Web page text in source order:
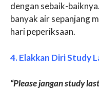
dengan sebaik-
banyak air sepanjang
hari peperiksaan.
4. Elakkan Diri Study
“Please jangan study